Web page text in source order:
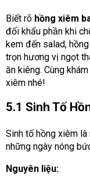
Biết rõ hồng xiêm
đối khẩu phần khi
kem đến salad,
trọn hương vị ngọt
ăn kiêng. Cùng
xiêm nhé!
5.1 Sinh Tố
Sinh tố hồng xiêm
những ngày nóng
Nguyên liệu: